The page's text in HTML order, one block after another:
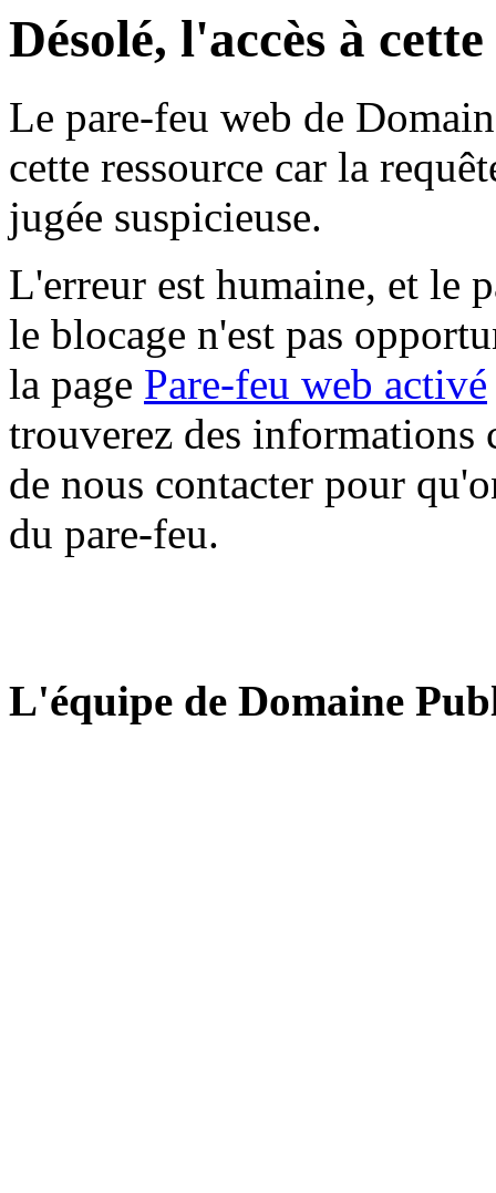
Désolé, l'accès à
Le pare-feu web de
cette ressource car la
jugée suspicieuse.
L'erreur est humaine, et le
le blocage n'est pas
la page Pare-feu web activé
trouverez des informations
de nous contacter pour
du pare-feu.
L'équipe de Domaine